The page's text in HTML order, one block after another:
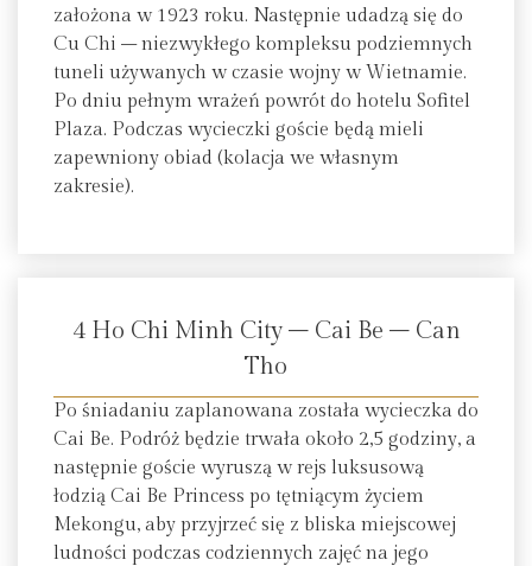
założona w 1923 roku. Następnie udadzą się do
Cu Chi – niezwykłego kompleksu podziemnych
tuneli używanych w czasie wojny w Wietnamie.
Po dniu pełnym wrażeń powrót do hotelu Sofitel
Plaza. Podczas wycieczki goście będą mieli
zapewniony obiad (kolacja we własnym
zakresie).
4 Ho Chi Minh City – Cai Be – Can
Tho
Po śniadaniu zaplanowana została wycieczka do
Cai Be. Podróż będzie trwała około 2,5 godziny, a
następnie goście wyruszą w rejs luksusową
łodzią Cai Be Princess po tętniącym życiem
Mekongu, aby przyjrzeć się z bliska miejscowej
ludności podczas codziennych zajęć na jego